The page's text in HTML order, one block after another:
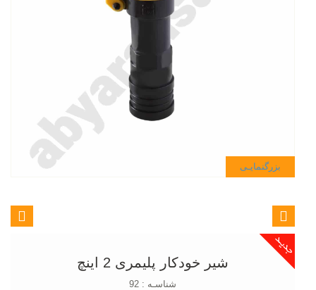
بزرگنمایـی
شیر خودکار پلیمری 2 اینچ
شناسـه : 92